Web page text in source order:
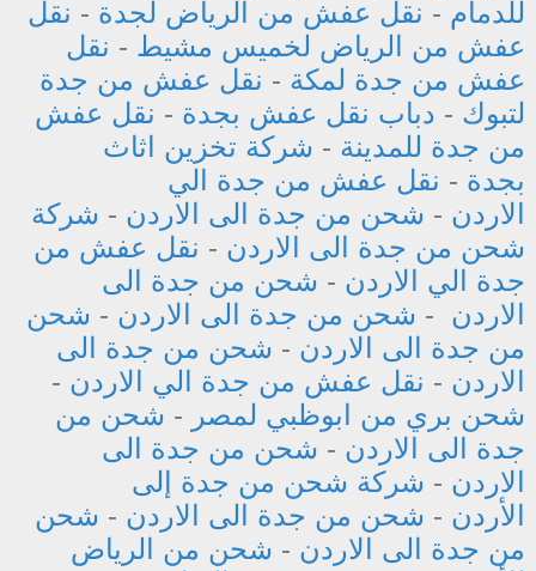
للدمام - نقل عفش من الرياض لجدة - نقل
عفش من الرياض لخميس مشيط - نقل
عفش من جدة لمكة - نقل عفش من جدة
لتبوك - دباب نقل عفش بجدة - نقل عفش
من جدة للمدينة - شركة تخزين اثاث
بجدة - نقل عفش من جدة الي
الاردن - شحن من جدة الى الاردن - شركة
شحن من جدة الى الاردن - نقل عفش من
جدة الي الاردن - شحن من جدة الى
الاردن - شحن من جدة الى الاردن - شحن
من جدة الى الاردن - شحن من جدة الى
الاردن - نقل عفش من جدة الي الاردن -
شحن بري من ابوظبي لمصر - شحن من
جدة الى الاردن - شحن من جدة الى
الاردن - شركة شحن من جدة إلى
الأردن - شحن من جدة الى الاردن - شحن
من جدة الى الاردن - شحن من الرياض